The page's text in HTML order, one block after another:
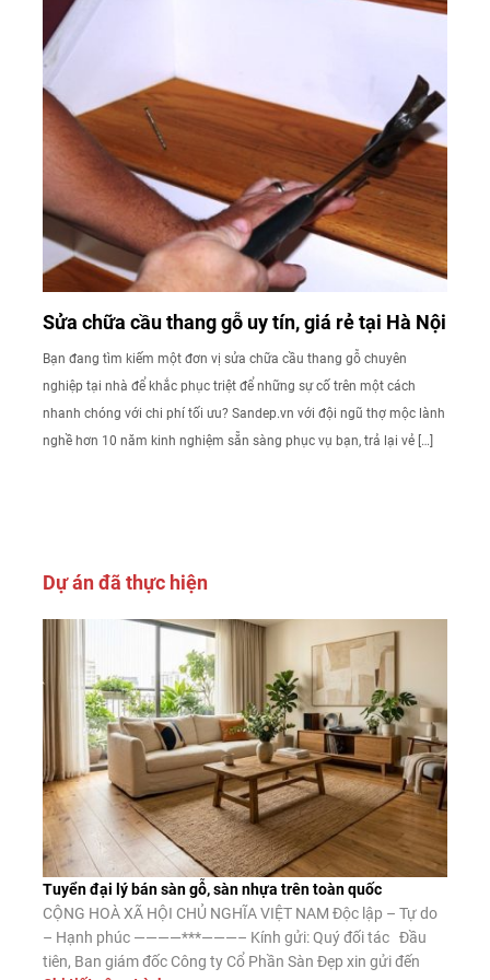
Sửa chữa cầu thang gỗ uy tín, giá rẻ tại Hà Nội
Bạn đang tìm kiếm một đơn vị sửa chữa cầu thang gỗ chuyên
nghiệp tại nhà để khắc phục triệt để những sự cố trên một cách
nhanh chóng với chi phí tối ưu? Sandep.vn với đội ngũ thợ mộc lành
nghề hơn 10 năm kinh nghiệm sẵn sàng phục vụ bạn, trả lại vẻ […]
Dự án đã thực hiện
Tuyển đại lý bán sàn gỗ, sàn nhựa trên toàn quốc
CỘNG HOÀ XÃ HỘI CHỦ NGHĨA VIỆT NAM Độc lập – Tự do
– Hạnh phúc ————***———– Kính gửi: Quý đối tác Đầu
tiên, Ban giám đốc Công ty Cổ Phần Sàn Đẹp xin gửi đến